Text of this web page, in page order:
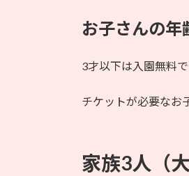
お子さんの年
3才以下は入園無料
チケットが必要なお
家族3人（